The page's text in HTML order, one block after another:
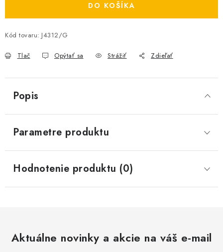
DO KOŠÍKA
Kód tovaru: J4312/G
Tlač Opýtať sa Strážiť Zdieľať
Popis
Parametre produktu
Hodnotenie produktu (0)
Aktuálne novinky a akcie na váš e-mail